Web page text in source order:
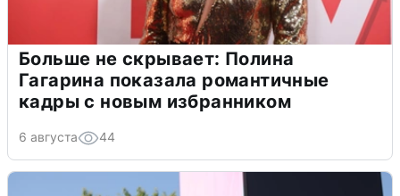
Больше не скрывает: Полина
Гагарина показала романтичные
кадры с новым избранником
6 августа 44